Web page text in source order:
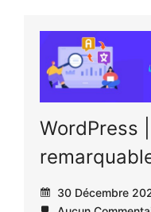
WordPress
30 Décembre